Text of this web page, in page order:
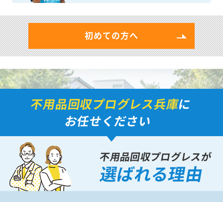
初めての方へ
不用品回収プログレス兵庫に
お任せください
不用品回収プログレスが
選ばれる理由